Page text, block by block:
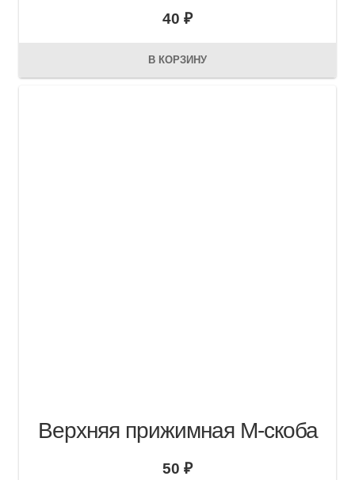
40 ₽
В КОРЗИНУ
Верхняя прижимная М-скоба
50 ₽